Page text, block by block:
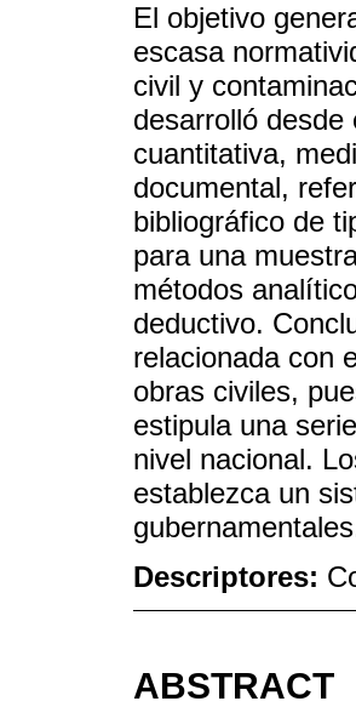
El objetivo
escasa
civil y
desarrolló
cuantitativa,
documental,
bibliográfico de
para una
métodos
deductivo.
relacionada con
obras civiles,
estipula una
nivel nacional.
establezca un
Descriptores:
ABSTRACT